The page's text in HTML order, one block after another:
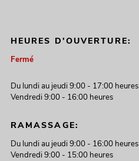
HEURES D'OUVERTURE:
Fermé
Du lundi au jeudi 9:00 - 17:00 heures
Vendredi 9:00 - 16:00 heures
RAMASSAGE:
Du lundi au jeudi 9:00 - 16:00 heures
Vendredi 9:00 - 15:00 heures